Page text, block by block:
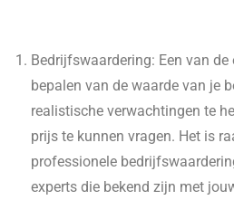
Bedrijfswaardering: Een van
bepalen van de waarde van je
realistische verwachtingen te
prijs te kunnen vragen. Het is
professionele
experts die bekend zijn met